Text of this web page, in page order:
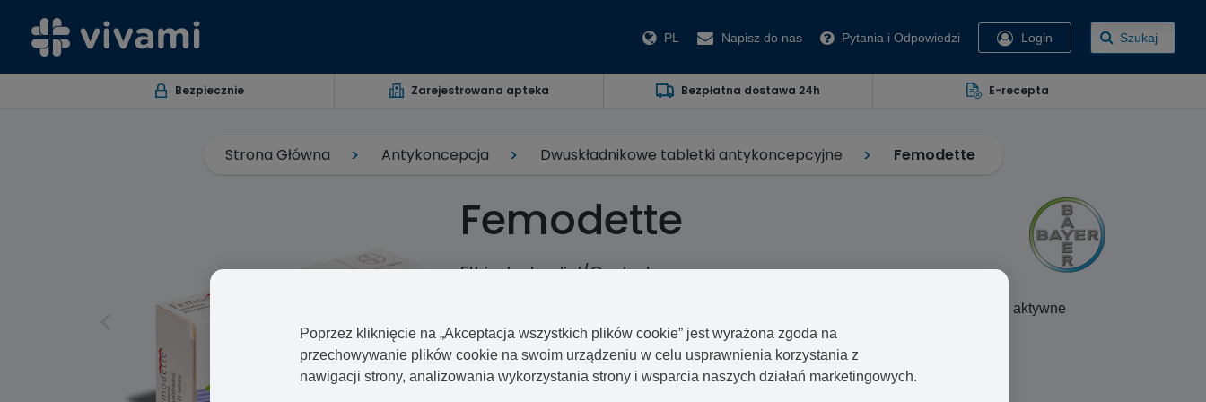
PL Napisz do nas Pytania i Odpowiedzi Login Szukaj
Bezpiecznie Zarejestrowana apteka Bezpłatna dostawa 24h E-recepta
Strona Główna Antykoncepcja Dwuskładnikowe tabletki antykoncepcyjne Femodette
Femodette
Ethinylestradiol/Gestodene
Femodette to środek antykoncepcyjny zwany też “pigułka”, który zawiera dwa składniki aktywne
imitujące działanie hormonów progesteronu i estrogenu.
Poprzez kliknięcie na „Akceptacja wszystkich plików cookie” jest wyrażona zgoda na
przechowywanie plików cookie na swoim urządzeniu w celu usprawnienia korzystania z
nawigacji strony, analizowania wykorzystania strony i wsparcia naszych działań marketingowych.